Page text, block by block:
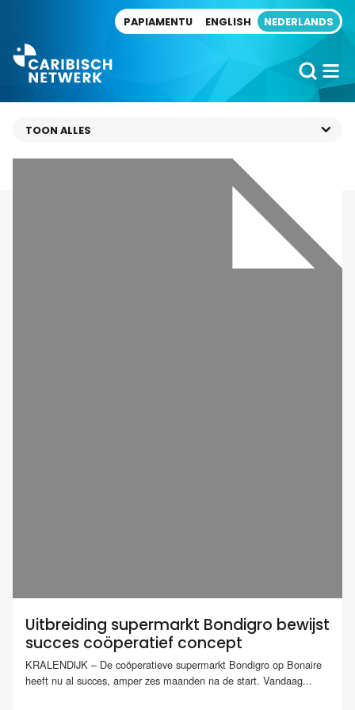
PAPIAMENTU ENGLISH NEDERLANDS
Uitbreiding supermarkt Bondigro bewijst
succes coöperatief concept
KRALENDIJK – De coöperatieve supermarkt Bondigro op Bonaire
heeft nu al succes, amper zes maanden na de start. Vandaag...